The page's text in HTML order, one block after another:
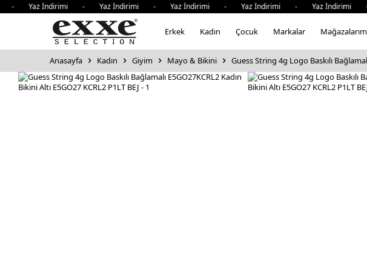
İndirimi - Yaz İndirimi - Yaz İndirimi - Yaz İndirimi - Yaz
Erkek Kadın Çocuk Markalar
Anasayfa Kadın Giyim Mayo & Bikini Guess String 4g Logo Baskılı